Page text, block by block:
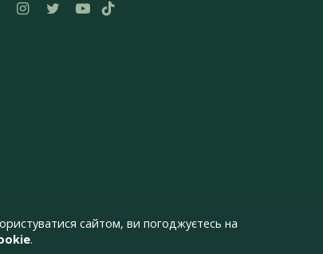
сайтом, ви погоджуєтесь на
.